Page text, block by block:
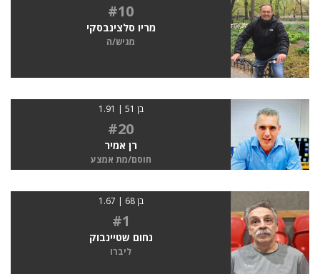
#10
מריו סלצינבסקי
מגיש/ה
בן 51 | 1.91
#20
רן אמיר
חוסם/מת אמצע
בן 68 | 1.67
#1
נחום שטיינבוק
ליברו